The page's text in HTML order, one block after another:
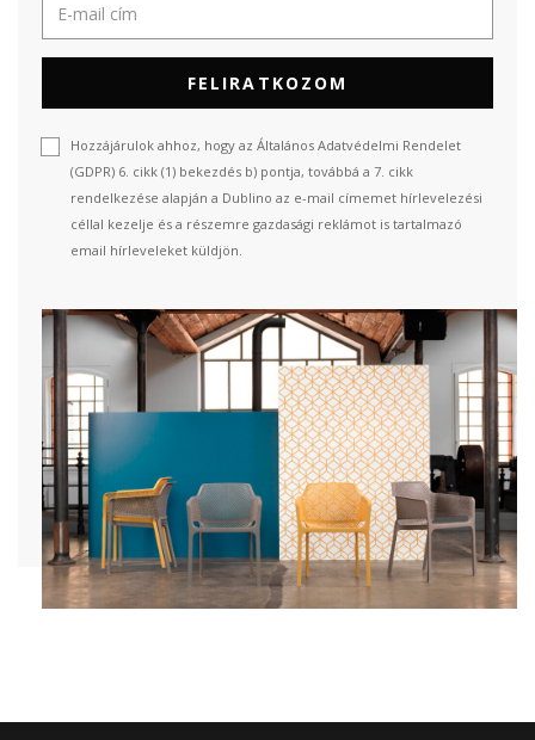
FELIRATKOZOM
Hozzájárulok ahhoz, hogy az Általános Adatvédelmi Rendelet
(GDPR) 6. cikk (1) bekezdés b) pontja, továbbá a 7. cikk
rendelkezése alapján a Dublino az e-mail címemet hírlevelezési
céllal kezelje és a részemre gazdasági reklámot is tartalmazó
email hírleveleket küldjön.